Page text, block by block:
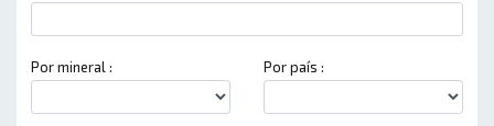
Por mineral : Por país :